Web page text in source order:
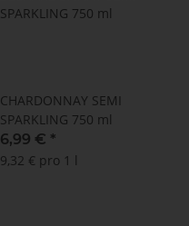
CHARDONNAY SEMI
SPARKLING 750 ml
6,99 € *
9,32 € pro 1 l